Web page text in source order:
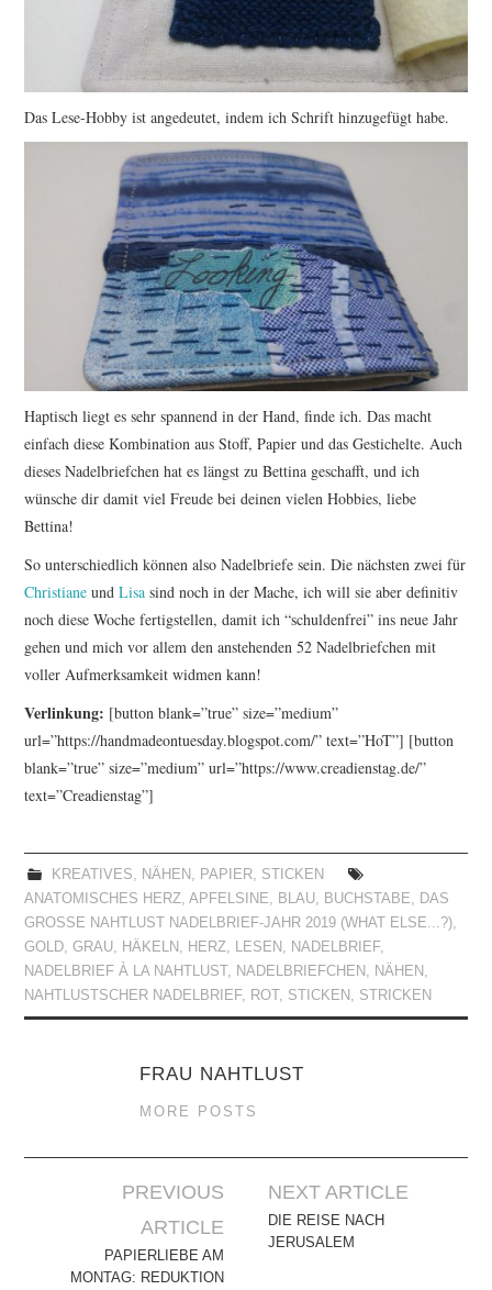
Das Lese-Hobby ist angedeutet, indem ich Schrift hinzugefügt habe.
Haptisch liegt es sehr spannend in der Hand, finde ich. Das macht
einfach diese Kombination aus Stoff, Papier und das Gestichelte. Auch
dieses Nadelbriefchen hat es längst zu Bettina geschafft, und ich
wünsche dir damit viel Freude bei deinen vielen Hobbies, liebe
Bettina!
So unterschiedlich können also Nadelbriefe sein. Die nächsten zwei für
Christiane undLisa sind noch in der Mache, ich will sie aber definitiv
noch diese Woche fertigstellen, damit ich “schuldenfrei” ins neue Jahr
gehen und mich vor allem den anstehenden 52 Nadelbriefchen mit
voller Aufmerksamkeit widmen kann!
Verlinkung: [button blank=”true” size=”medium”
url=”https://handmadeontuesday.blogspot.com/” text=”HoT”] [button
blank=”true” size=”medium” url=”https://www.creadienstag.de/”
text=”Creadienstag”]
KREATIVES NÄHEN PAPIER,
STICKEN
ANATOMISCHES HERZ ,APFELSINE BLAU BUCHSTABE
DAS
GROSSE NAHTLUST NADELBRIEF-JAHR 2019 (WHAT ELSE...?)
GOLD ,GRAU HÄKELN HERZ LESEN NADELBRIEF,
NADELBRIEF À LA NAHTLUST, NADELBRIEFCHEN NÄHEN
NAHTLUSTSCHER NADELBRIEF, ROT, STICKEN STRICKEN
FRAU NAHTLUST
MORE POSTS
Navigation
PREVIOUS
ARTICLE
PAPIERLIEBE AM
MONTAG: REDUKTION
NEXT ARTICLE
DIE REISE NACH
JERUSALEM